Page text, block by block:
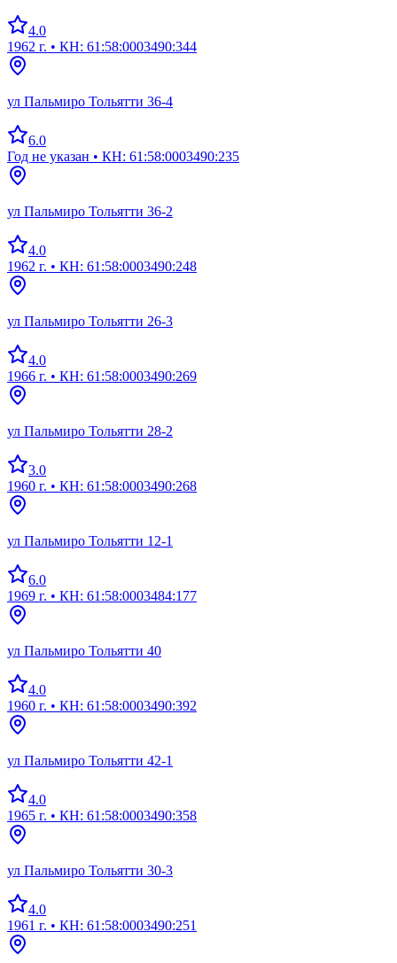
4.0
1962 г. • КН: 61:58:0003490:344
ул Пальмиро Тольятти 36-4
6.0
Год не указан • КН: 61:58:0003490:235
ул Пальмиро Тольятти 36-2
4.0
1962 г. • КН: 61:58:0003490:248
ул Пальмиро Тольятти 26-3
4.0
1966 г. • КН: 61:58:0003490:269
ул Пальмиро Тольятти 28-2
3.0
1960 г. • КН: 61:58:0003490:268
ул Пальмиро Тольятти 12-1
6.0
1969 г. • КН: 61:58:0003484:177
ул Пальмиро Тольятти 40
4.0
1960 г. • КН: 61:58:0003490:392
ул Пальмиро Тольятти 42-1
4.0
1965 г. • КН: 61:58:0003490:358
ул Пальмиро Тольятти 30-3
4.0
1961 г. • КН: 61:58:0003490:251